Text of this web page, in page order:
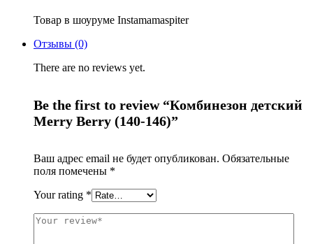
Товар в шоуруме Instamamaspiter
Отзывы (0)
There are no reviews yet.
Be the first to review “Комбинезон детский
Merry Berry (140-146)”
Ваш адрес email не будет опубликован. Обязательные
поля помечены *
Your rating *